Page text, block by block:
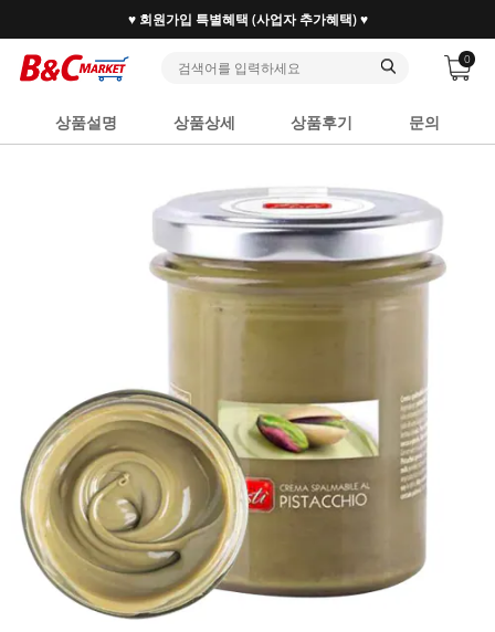
30만 홈베이커 1.2만 사업자가 즐겨찾는 마켓리더
0
상품설명 상품상세 상품후기 문의